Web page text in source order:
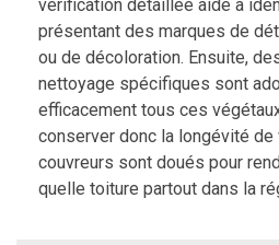
vérification détaillée aide à
présentant des marques de
ou de décoloration. Ensuite,
nettoyage spécifiques sont
efficacement tous ces
conserver donc la longévité
couvreurs sont doués pour
quelle toiture partout dans la